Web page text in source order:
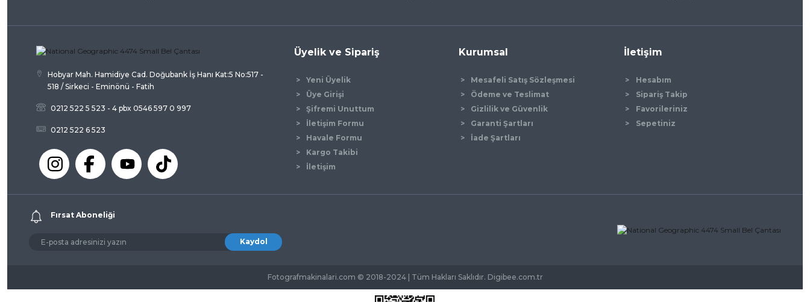
Ürün fiyatı diğer sitelerden daha pahalı.
Bu ürüne benzer farklı alternatifler olmalı.
Gönder
Hobyar Mah. Hamidiye Cad. Doğubank İş Hanı Kat:5 No:517 -
518 / Sirkeci - Eminönü - Fatih
0212 522 5 523 - 4 pbx 0546 597 0 997
0212 522 6 523
Üyelik ve Sipariş
Yeni Üyelik
Üye Girişi
Şifremi Unuttum
İletişim Formu
Havale Formu
Kargo Takibi
İletişim
Kurumsal
Mesafeli Satış Sözleşmesi
Ödeme ve Teslimat
Gizlilik ve Güvenlik
Garanti Şartları
İade Şartları
İletişim
Hesabım
Sipariş Takip
Favorileriniz
Sepetiniz
Fırsat Aboneliği
Kaydol
Fotografmakinalari.com © 2018-2024 | Tüm Hakları Saklıdır. Digibee.com.tr